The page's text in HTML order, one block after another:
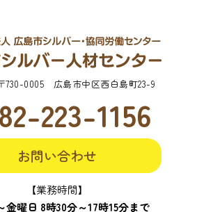
730-0005 広島市中区西白島町23-9
223-1156
お問い合わせ
【業務時間】
金曜日 8時30分～17時15分まで